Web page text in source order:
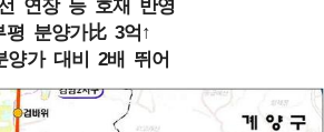
연장 등 호재 반영
평 분양가比 3억↑
양가 대비 2배 뛰어